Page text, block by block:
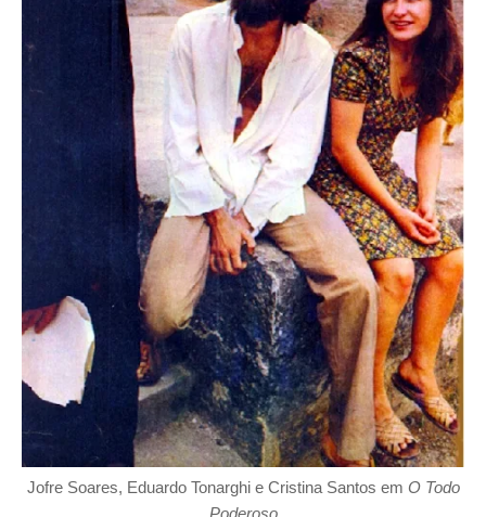
Jofre Soares, Eduardo Tonarghi e Cristina Santos em O Todo